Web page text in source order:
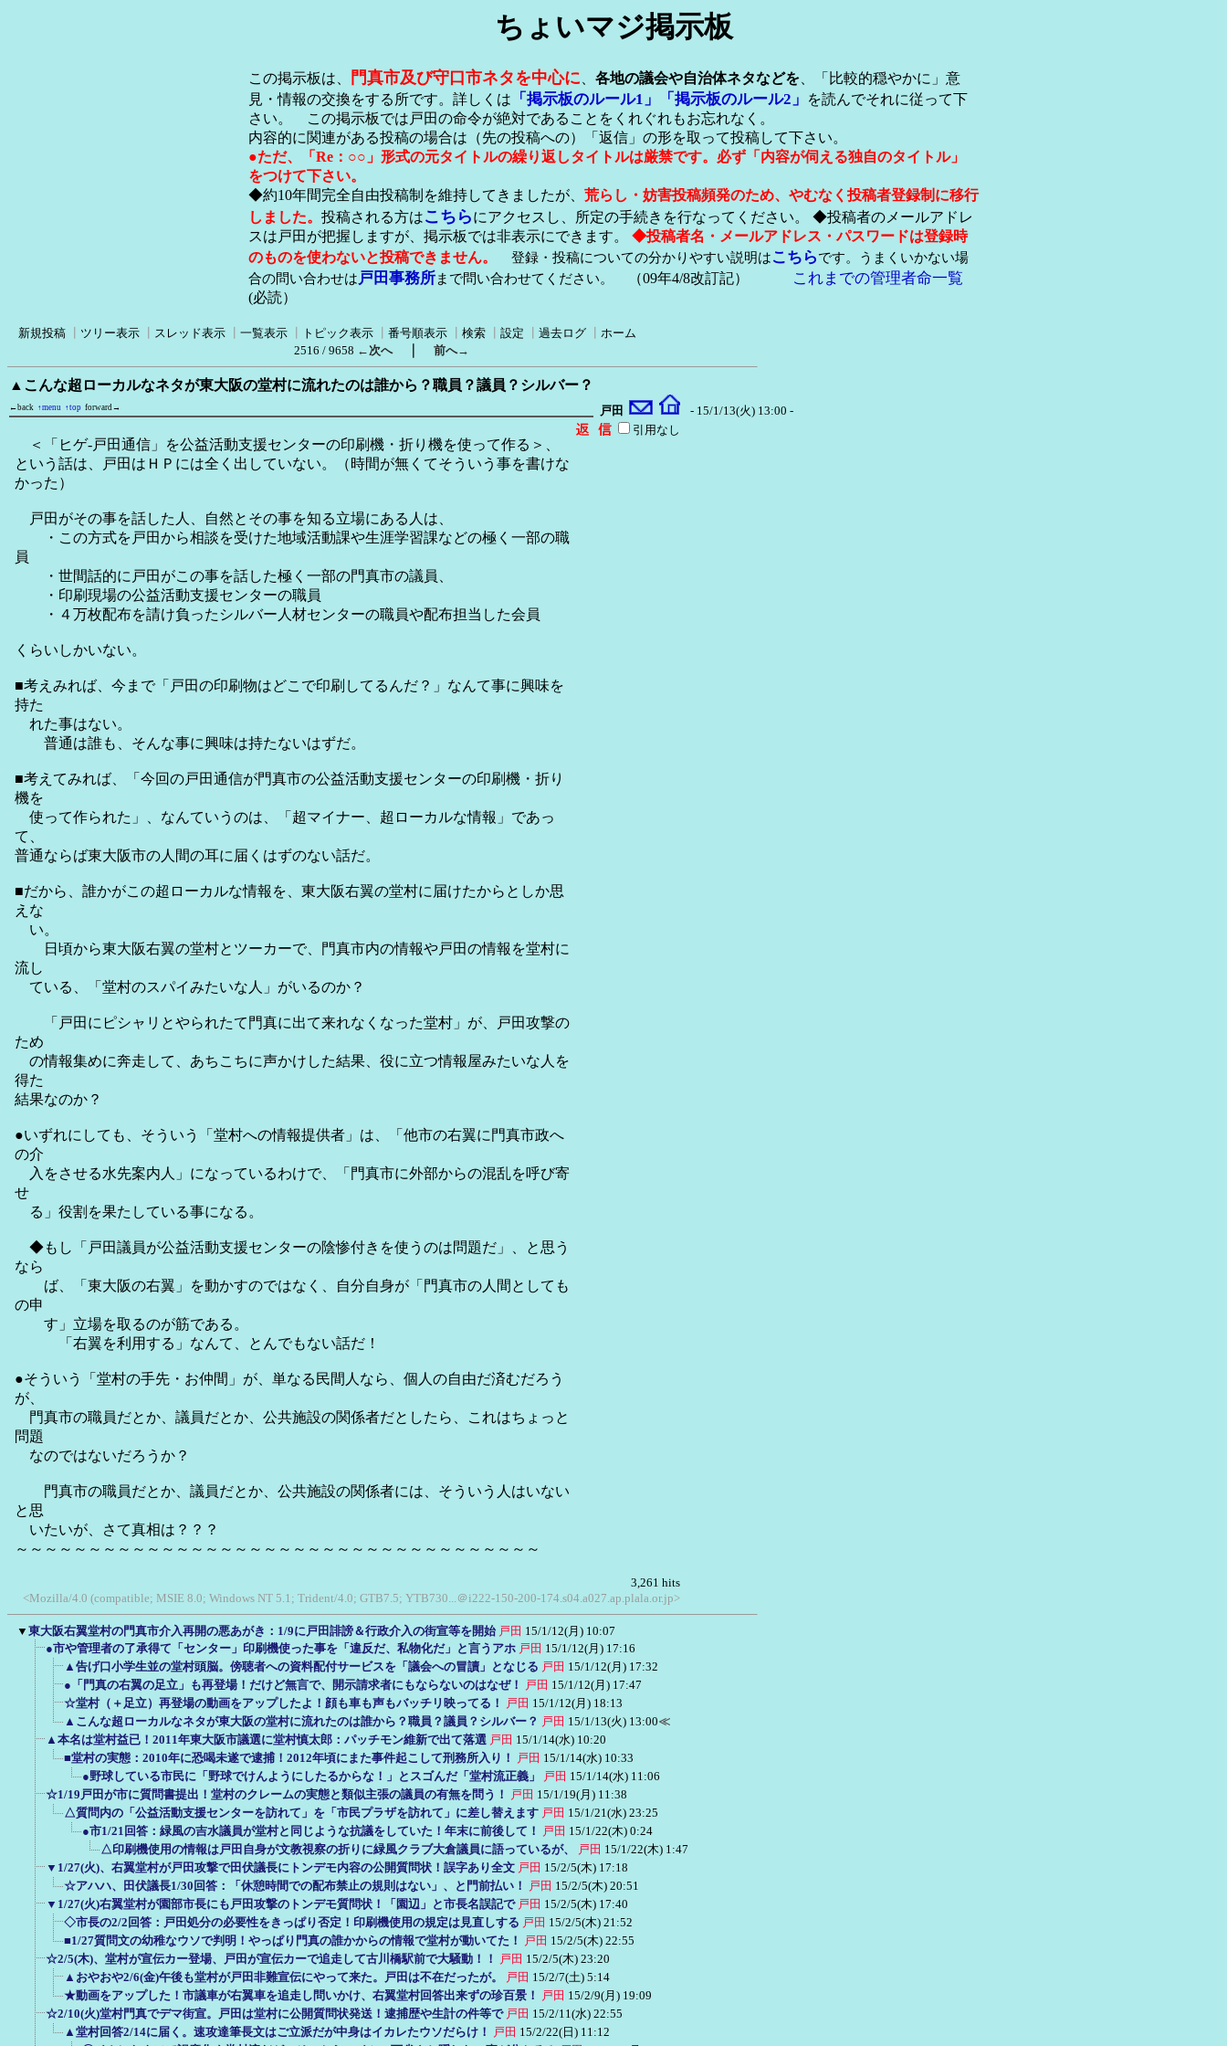
ちょいマジ掲示板
この掲示板は、 門真市及び守口市ネタを中心に、 各地の議会や自治体ネタなどを、「比較的穏やかに」意
見・情報の交換をする所です。詳しくは
「掲示板のルール1」 「掲示板のルール2」
を読んでそれに従って下
さい。 この掲示板では戸田の命令が絶対であることをくれぐれもお忘れなく。
内容的に関連がある投稿の場合は（先の投稿への）「返信」の形を取って投稿して下さい。
●ただ、「Re：○○」形式の元タイトルの繰り返しタイトルは厳禁です。必ず「内容が伺える独自のタイトル」
をつけて下さい。
◆約10年間完全自由投稿制を維持してきましたが、 荒らし・妨害投稿頻発のため、やむなく投稿者登録制に移行
しました。 投稿される方はこちらにアクセスし、所定の手続きを行なってください。 ◆投稿者のメールアドレ
スは戸田が把握しますが、掲示板では非表示にできます。 ◆投稿者名・メールアドレス・パスワードは登録時
のものを使わないと投稿できません。
登録・投稿についての分かりやすい説明はこちらです。うまくいかない場
合の問い合わせは戸田事務所まで問い合わせてください。 （09年4/8改訂記） これまでの管理者命一覧
(必読）
新規投稿 ツリー表示 スレッド表示 一覧表示 トピック表示 番号順表示 検索 設定 過去ログ
ホーム
2516 / 9658 ←次へ｜ 前へ→
▲こんな超ローカルなネタが東大阪の堂村に流れたのは誰から？職員？議員？シルバー？
←back ↑menu ↑top forward→ 戸田 - 15/1/13(火) 13:00 -
＜「ヒゲ-戸田通信」を公益活動支援センターの印刷機・折り機を使って作る＞、
という話は、戸田はＨＰには全く出していない。（時間が無くてそういう事を書けな
かった）
戸田がその事を話した人、自然とその事を知る立場にある人は、
・この方式を戸田から相談を受けた地域活動課や生涯学習課などの極く一部の職
員
・世間話的に戸田がこの事を話した極く一部の門真市の議員、
・印刷現場の公益活動支援センターの職員
・４万枚配布を請け負ったシルバー人材センターの職員や配布担当した会員
くらいしかいない。
■考えみれば、今まで「戸田の印刷物はどこで印刷してるんだ？」なんて事に興味を
持た
れた事はない。
普通は誰も、そんな事に興味は持たないはずだ。
■考えてみれば、「今回の戸田通信が門真市の公益活動支援センターの印刷機・折り
機を
使って作られた」、なんていうのは、「超マイナー、超ローカルな情報」であっ
て、
普通ならば東大阪市の人間の耳に届くはずのない話だ。
■だから、誰かがこの超ローカルな情報を、東大阪右翼の堂村に届けたからとしか思
えな
い。
日頃から東大阪右翼の堂村とツーカーで、門真市内の情報や戸田の情報を堂村に
流し
ている、「堂村のスパイみたいな人」がいるのか？
「戸田にピシャリとやられたて門真に出て来れなくなった堂村」が、戸田攻撃の
ため
の情報集めに奔走して、あちこちに声かけした結果、役に立つ情報屋みたいな人を
得た
結果なのか？
●いずれにしても、そういう「堂村への情報提供者」は、「他市の右翼に門真市政へ
の介
入をさせる水先案内人」になっているわけで、「門真市に外部からの混乱を呼び寄
せ
る」役割を果たしている事になる。
◆もし「戸田議員が公益活動支援センターの陰惨付きを使うのは問題だ」、と思う
なら
ば、「東大阪の右翼」を動かすのではなく、自分自身が「門真市の人間としても
の申
す」立場を取るのが筋である。
「右翼を利用する」なんて、とんでもない話だ！
●そういう「堂村の手先・お仲間」が、単なる民間人なら、個人の自由だ済むだろう
が、
門真市の職員だとか、議員だとか、公共施設の関係者だとしたら、これはちょっと
問題
なのではないだろうか？
門真市の職員だとか、議員だとか、公共施設の関係者には、そういう人はいない
と思
いたいが、さて真相は？？？
～～～～～～～～～～～～～～～～～～～～～～～～～～～～～～～～～～～～
引用なし
3,261 hits
<Mozilla/4.0 (compatible; MSIE 8.0; Windows NT 5.1; Trident/4.0; GTB7.5; YTB730...＠i222-150-200-174.s04.a027.ap.plala.or.jp>
▼ 東大阪右翼堂村の門真市介入再開の悪あがき：1/9に戸田誹謗＆行政介入の街宣等を開始 戸田 15/1/12(月) 10:07
●市や管理者の了承得て「センター」印刷機使った事を「違反だ、私物化だ」と言うアホ 戸田 15/1/12(月) 17:16
▲告げ口小学生並の堂村頭脳。傍聴者への資料配付サービスを「議会への冒讀」となじる 戸田 15/1/12(月) 17:32
●「門真の右翼の足立」も再登場！だけど無言で、開示請求者にもならないのはなぜ！
戸田 15/1/12(月) 17:47
☆堂村（＋足立）再登場の動画をアップしたよ！顔も車も声もバッチリ映ってる！
戸田 15/1/12(月) 18:13
▲こんな超ローカルなネタが東大阪の堂村に流れたのは誰から？職員？議員？シルバー？ 戸田 15/1/13(火) 13:00≪
▲本名は堂村益已！2011年東大阪市議選に堂村慎太郎：パッチモン維新で出て落選 戸田 15/1/14(水) 10:20
■堂村の実態：2010年に恐喝未遂で逮捕！2012年頃にまた事件起こして刑務所入り！
戸田 15/1/14(水) 10:33
●野球している市民に「野球でけんようにしたるからな！」とスゴんだ「堂村流正義」
戸田 15/1/14(水) 11:06
☆1/19戸田が市に質問書提出！堂村のクレームの実態と類似主張の議員の有無を問う！
戸田 15/1/19(月) 11:38
△質問内の「公益活動支援センターを訪れて」を「市民プラザを訪れて」に差し替えます 戸田 15/1/21(水) 23:25
●市1/21回答：緑風の吉水議員が堂村と同じような抗議をしていた！年末に前後して！
戸田 15/1/22(木) 0:24
△印刷機使用の情報は戸田自身が文教視察の折りに緑風クラブ大倉議員に語っているが、
戸田 15/1/22(木) 1:47
▼1/27(火)、右翼堂村が戸田攻撃で田伏議長にトンデモ内容の公開質問状！誤字あり全文 戸田 15/2/5(木) 17:18
☆アハハ、田伏議長1/30回答：「休憩時間での配布禁止の規則はない」、と門前払い！
戸田 15/2/5(木) 20:51
▼1/27(火)右翼堂村が園部市長にも戸田攻撃のトンデモ質問状！「園辺」と市長名誤記で 戸田 15/2/5(木) 17:40
◇市長の2/2回答：戸田処分の必要性をきっぱり否定！印刷機使用の規定は見直しする 戸田 15/2/5(木) 21:52
■1/27質問文の幼稚なウソで判明！やっぱり門真の誰かからの情報で堂村が動いてた！
戸田 15/2/5(木) 22:55
☆2/5(木)、堂村が宣伝カー登場、戸田が宣伝カーで追走して古川橋駅前で大騒動！！
戸田 15/2/5(木) 23:20
▲おやおや2/6(金)午後も堂村が戸田非難宣伝にやって来た。戸田は不在だったが。
戸田 15/2/7(土) 5:14
★動画をアップした！市議車が右翼車を追走し問いかけ、右翼堂村回答出来ずの珍百景！
戸田 15/2/9(月) 19:09
☆2/10(火)堂村門真でデマ街宣。戸田は堂村に公開質問状発送！逮捕歴や生計の件等で 戸田 15/2/11(水) 22:55
▲堂村回答2/14に届く。速攻達筆長文はご立派だが中身はイカレたウソだらけ！
戸田 15/2/22(日) 11:12